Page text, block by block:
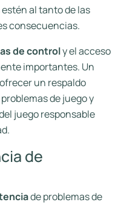
al tanto de las
consecuencias.
de controly el acceso
importantes. Un
un respaldo
de juego y
juego responsable
de
de problemas de